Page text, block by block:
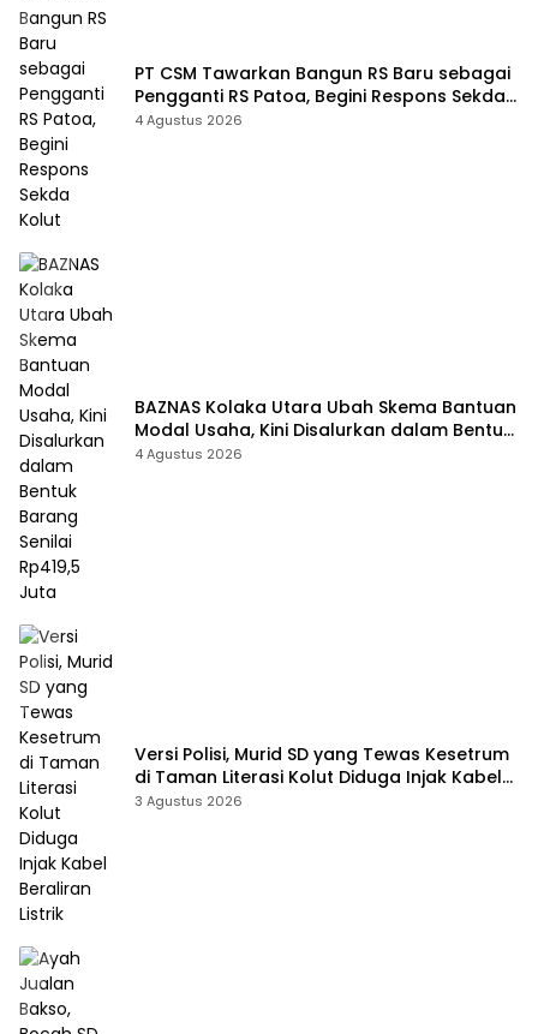
PT CSM Tawarkan Bangun RS Baru sebagai
Pengganti RS Patoa, Begini Respons Sekda
Kolut
4 Agustus 2026
BAZNAS Kolaka Utara Ubah Skema Bantuan
Modal Usaha, Kini Disalurkan dalam Bentuk
Barang Senilai Rp419,5 Juta
4 Agustus 2026
Versi Polisi, Murid SD yang Tewas Kesetrum
di Taman Literasi Kolut Diduga Injak Kabel
Beraliran Listrik
3 Agustus 2026